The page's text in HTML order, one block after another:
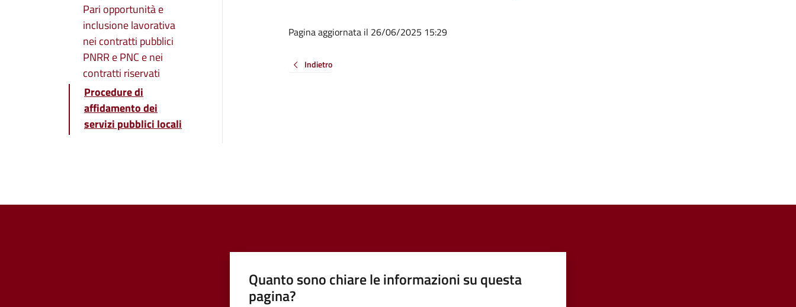
Pari opportunità e
inclusione lavorativa
nei contratti pubblici
PNRR e PNC e nei
contratti riservati
Procedure di
affidamento dei
servizi pubblici locali
Pagina aggiornata il 26/06/2025 15:29
Indietro
Quanto sono chiare le informazioni su questa
pagina?